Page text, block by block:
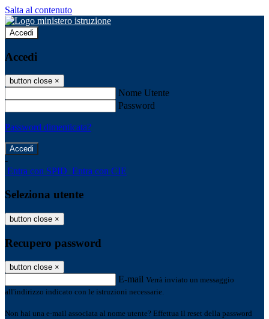
Salta al contenuto
Accedi
Accedi
button close ×
Nome Utente
Password
Password dimenticata?
-
Entra con SPID Entra con CIE
Seleziona utente
button close ×
Recupero password
button close ×
E-mail Verrà inviato un messaggio
all'indirizzo indicato con le istruzioni necessarie.
Non hai una e-mail associata al nome utente? Effettua il reset della password